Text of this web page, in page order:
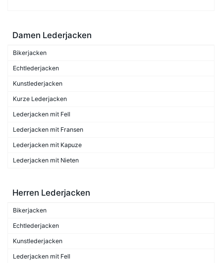
Damen Lederjacken
Bikerjacken
Echtlederjacken
Kunstlederjacken
Kurze Lederjacken
Lederjacken mit Fell
Lederjacken mit Fransen
Lederjacken mit Kapuze
Lederjacken mit Nieten
Herren Lederjacken
Bikerjacken
Echtlederjacken
Kunstlederjacken
Lederjacken mit Fell